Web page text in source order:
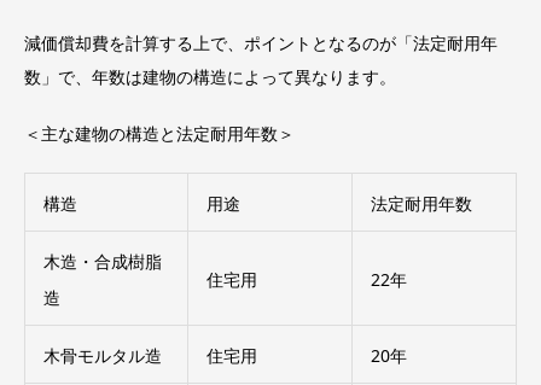
減価償却費を計算する上で、ポイントとなるのが「法定耐用年
数」で、年数は建物の構造によって異なります。
＜主な建物の構造と法定耐用年数＞
構造 用途 法定耐用年数
木造・合成樹脂
造
住宅用 22年
木骨モルタル造 住宅用 20年